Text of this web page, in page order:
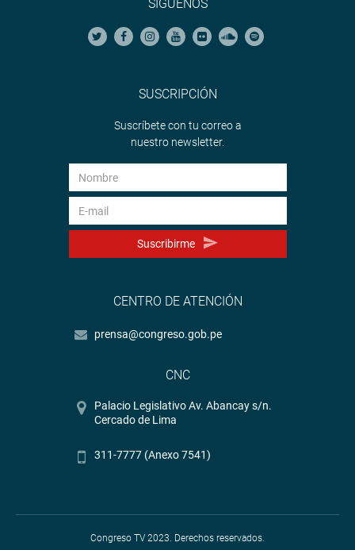
SÍGUENOS
SUSCRIPCIÓN
Suscríbete con tu correo a
nuestro newsletter.
Suscribirme
CENTRO DE ATENCIÓN
prensa@congreso.gob.pe
CNC
Palacio Legislativo Av. Abancay s/n.
Cercado de Lima
311-7777 (Anexo 7541)
Congreso TV 2023. Derechos reservados.